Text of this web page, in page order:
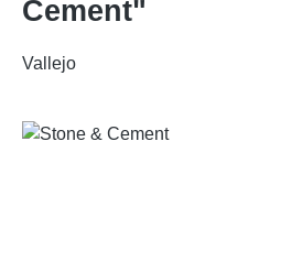
Cement"
Vallejo
Bildergalerie überspringen